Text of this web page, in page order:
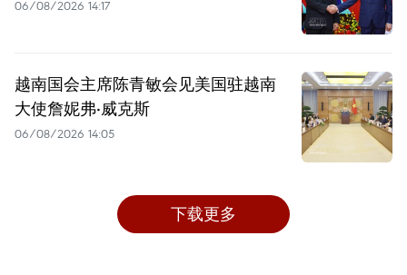
06/08/2026 14:17
越南国会主席陈青敏会见美国驻越南
大使詹妮弗·威克斯
06/08/2026 14:05
下载更多